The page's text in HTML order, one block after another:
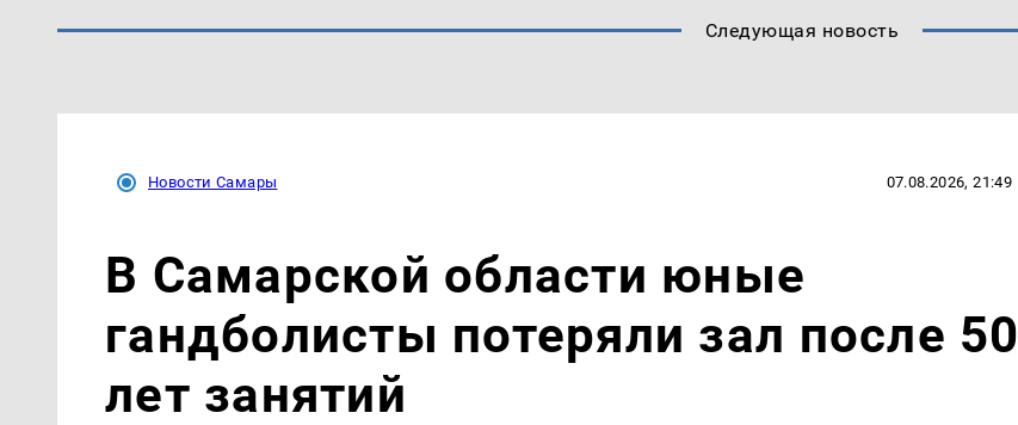
Следующая новость
Новости Самары 07.08.2026, 21:49
В Самарской области юные
гандболисты потеряли зал после 50
лет занятий